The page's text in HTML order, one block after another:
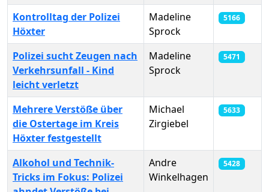
Kontrolltag der Polizei
Höxter
Madeline
Sprock
5166
Polizei sucht Zeugen nach
Verkehrsunfall - Kind
leicht verletzt
Madeline
Sprock
5471
Mehrere Verstöße über
die Ostertage im Kreis
Höxter festgestellt
Michael
Zirgiebel
5633
Alkohol und Technik-
Tricks im Fokus: Polizei
Andre
Winkelhagen
5428